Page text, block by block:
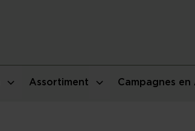
Assortiment Campagnes en